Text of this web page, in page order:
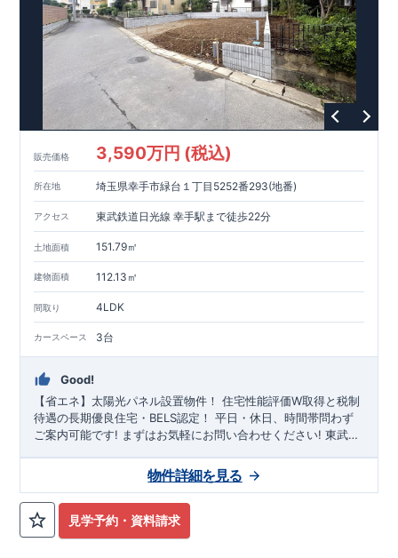
販売価格 3,590万円 (税込)
所在地 埼玉県幸手市緑台１丁目5252番293(地番)
アクセス 東武鉄道日光線 幸手駅まで徒歩22分
土地面積 151.79㎡
建物面積 112.13㎡
間取り 4LDK
カースペース 3台
Good!
【省エネ】太陽光パネル設置物件！ 住宅性能評価W取得と税制
待遇の長期優良住宅・BELS認定！ 平日・休日、時間帯問わず
ご案内可能です! まずはお気軽にお問い合わせください! 東武日
歩32分! お子様の通学も安心です♪ 敷地は、
』（内1台軽自動車）! 小学校、幼稚園、保育園、
スーパー、コンビニ、病院、公園など
山あります！​・小型自転車やベビーカーなど小物類まで玄関が
スッキリ片付く『玄関土間収納』
見学予約・資料請求
物件詳細を見る